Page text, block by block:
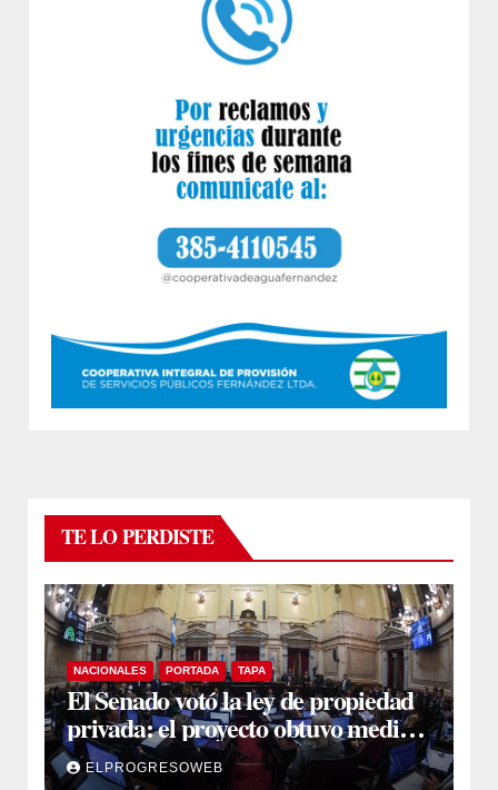
TE LO PERDISTE
NACIONALES PORTADA TAPA
El Senado votó la ley de propiedad
privada: el proyecto obtuvo media
sanción
ELPROGRESOWEB